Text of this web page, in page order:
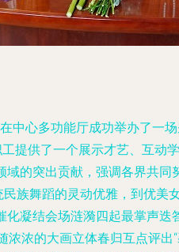
中心多功能厅成功举办了
提供了一个展示才艺、互
的突出贡献，强调各界共
族舞蹈的灵动优雅，到优
凝结会场涟漪四起最掌声
浓的大画立体春归互点评